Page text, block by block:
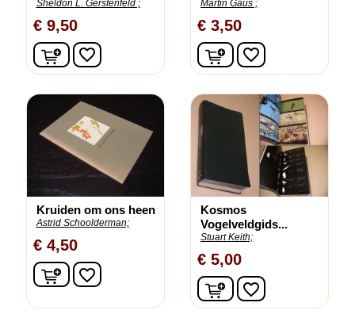
Sheldon L. Gerstenfeld ;
€ 9,50
In winkelwagen
favorite_border
Martin Gaus ;
€ 3,50
In winkelwagen
favorite_border
Kruiden om ons heen
Astrid Schoolderman;
€ 4,50
In winkelwagen
favorite_border
Kosmos
Vogelveldgids...
Stuart Keith;
€ 5,00
In winkelwagen
favorite_border